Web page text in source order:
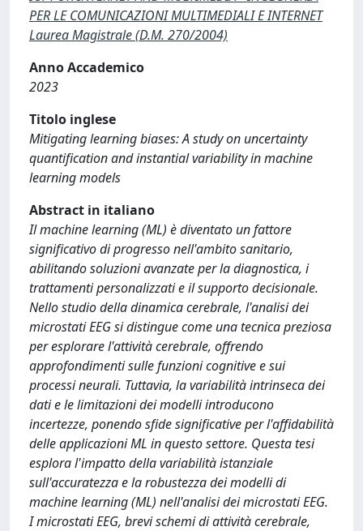
PER LE COMUNICAZIONI MULTIMEDIALI E INTERNET
Laurea Magistrale (D.M. 270/2004)
Anno Accademico
2023
Titolo inglese
Mitigating learning biases: A study on uncertainty
quantification and instantial variability in machine
learning models
Abstract in italiano
Il machine learning (ML) è diventato un fattore
significativo di progresso nell'ambito sanitario,
abilitando soluzioni avanzate per la diagnostica, i
trattamenti personalizzati e il supporto decisionale.
Nello studio della dinamica cerebrale, l'analisi dei
microstati EEG si distingue come una tecnica preziosa
per esplorare l'attività cerebrale, offrendo
approfondimenti sulle funzioni cognitive e sui
processi neurali. Tuttavia, la variabilità intrinseca dei
dati e le limitazioni dei modelli introducono
incertezze, ponendo sfide significative per l'affidabilità
delle applicazioni ML in questo settore. Questa tesi
esplora l'impatto della variabilità istanziale
sull'accuratezza e la robustezza dei modelli di
machine learning (ML) nell'analisi dei microstati EEG.
I microstati EEG, brevi schemi di attività cerebrale,